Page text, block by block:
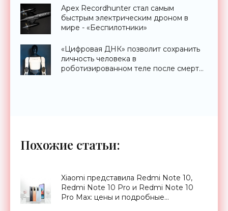
Apex Recordhunter стал самым
быстрым электрическим дроном в
мире - «Беспилотники»
«Цифровая ДНК» позволит сохранить
личность человека в
роботизированном теле после смерти
Похожие статьи:
Xiaomi представила Redmi Note 10,
Redmi Note 10 Pro и Redmi Note 10
Pro Max: цены и подробные